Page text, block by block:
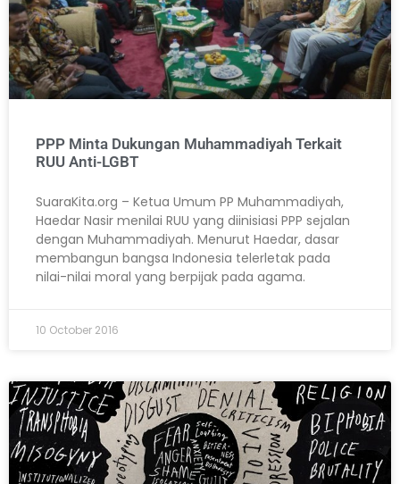
PPP Minta Dukungan Muhammadiyah Terkait
RUU Anti-LGBT
SuaraKita.org – Ketua Umum PP Muhammadiyah,
Haedar Nasir menilai RUU yang diinisiasi PPP sejalan
dengan Muhammadiyah. Menurut Haedar, dasar
membangun bangsa Indonesia telerletak pada
nilai-nilai moral yang berpijak pada agama.
10 October 2016